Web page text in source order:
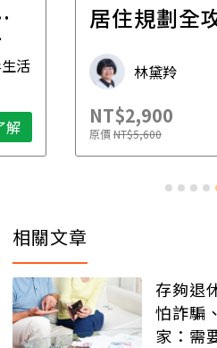
活
解
居住規劃全
林黛羚
NT$2,900
原價NT$5,600
相關文章
存夠退
怕詐騙
家：需